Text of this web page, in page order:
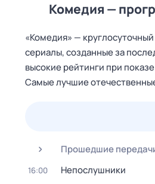
Комедия —
«Комедия» —
сериалы, созданные за
высокие рейтинги при
Самые лучшие
Прошедшие
16:00 Непослушники